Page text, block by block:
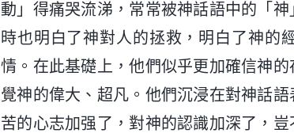
動」得痛哭流涕，常常被神話語中的「
時也明白了神對人的拯救，明白了神的
情。在此基礎上，他們似乎更加確信神
覺神的偉大、超凡。他們沉浸在對神話
苦的心志加强了，對神的認識加深了，